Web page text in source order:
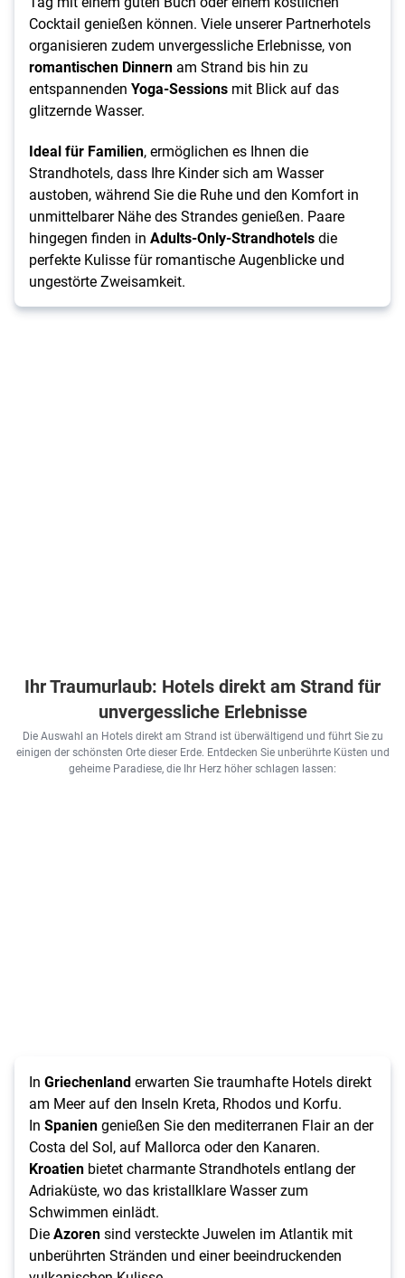
Cocktail genießen können. Viele unserer Partnerhotels
organisieren zudem unvergessliche Erlebnisse, von
romantischen Dinnern am Strand bis hin zu
entspannenden Yoga-Sessions mit Blick auf das
glitzernde Wasser.
Ideal für Familien, ermöglichen es Ihnen die
Strandhotels, dass Ihre Kinder sich am Wasser
austoben, während Sie die Ruhe und den Komfort in
unmittelbarer Nähe des Strandes genießen. Paare
hingegen finden in Adults-Only-Strandhotelsdie
perfekte Kulisse für romantische Augenblicke und
ungestörte Zweisamkeit.
Ihr Traumurlaub: Hotels direkt am Strand für
unvergessliche Erlebnisse
Die Auswahl an Hotels direkt am Strand ist überwältigend und führt Sie zu
einigen der schönsten Orte dieser Erde. Entdecken Sie unberührte Küsten und
geheime Paradiese, die Ihr Herz höher schlagen lassen:
In Griechenlanderwarten Sie traumhafte Hotels direkt
am Meer auf den Inseln Kreta, Rhodos und Korfu.
In Spaniengenießen Sie den mediterranen Flair an der
Costa del Sol, auf Mallorca oder den Kanaren.
Kroatien bietet charmante Strandhotels entlang der
Adriaküste, wo das kristallklare Wasser zum
Schwimmen einlädt.
DieAzorensind versteckte Juwelen im Atlantik mit
unberührten Stränden und einer beeindruckenden